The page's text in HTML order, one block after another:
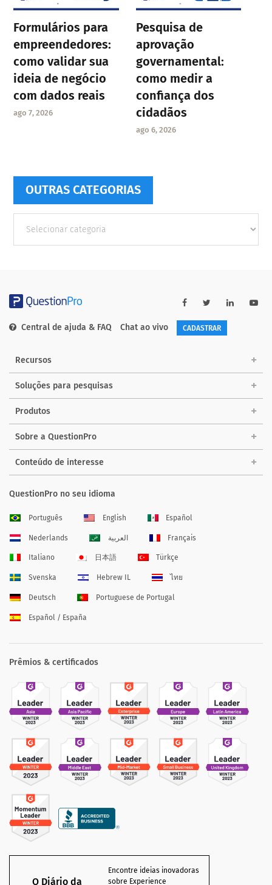
Formulários para
empreendedores:
como validar sua
ideia de negócio
com dados reais
ago 7, 2026
Pesquisa de
aprovação
governamental:
como medir a
confiança dos
cidadãos
ago 6, 2026
OUTRAS CATEGORIAS
Categorias
Central de ajuda & FAQ Chat ao vivo CADASTRAR
Recursos
Soluções para pesquisas
Produtos
Sobre a QuestionPro
Conteúdo de interesse
QuestionPro no seu idioma
Português English Español
Nederlands العربية Français
Italiano 日本語 Türkçe
Svenska Hebrew IL ไทย
Deutsch Portuguese de Portugal
Español / España
Prêmios & certificados
O Diário da
Encontre ideias inovadoras
sobre Experience